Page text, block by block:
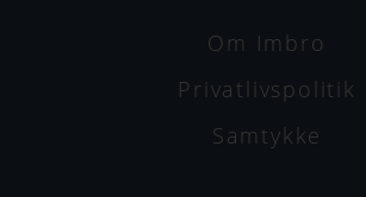
Om Imbro
Privatlivspolitik
Samtykke